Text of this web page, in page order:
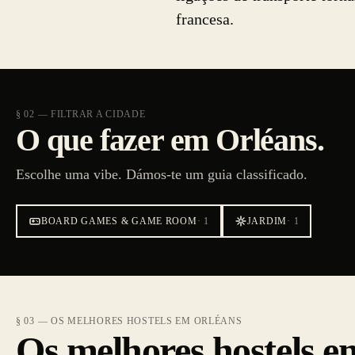
francesa.
§ 02 — FILTRAR A CIDADE
O que fazer em Orléans.
Escolhe uma vibe. Dámos-te um guia classificado.
BOARD GAMES & GAME ROOM· 1 JARDIM· 1
§ 03 — OS MELHORES HOSTELS EM ORLÉANS